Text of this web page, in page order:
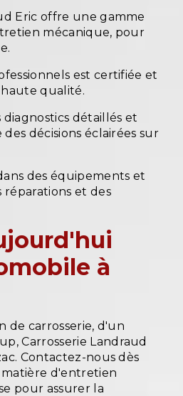
Eric offre une gamme
mécanique, pour
est certifiée et
qualité.
diagnostics détaillés et
décisions éclairées sur
des équipements et
et des
à
de carrosserie, d'un
Carrosserie Landraud
Contactez-nous dès
d'entretien
pour assurer la